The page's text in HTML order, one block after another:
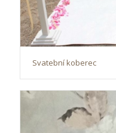
Svatební koberec